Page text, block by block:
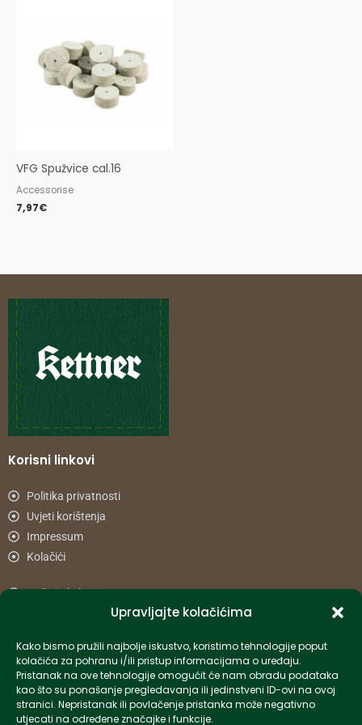
Upravljajte kolačićima
Kako bismo pružili najbolje iskustvo, koristimo tehnologije poput
kolačića za pohranu i/ili pristup informacijama o uređaju.
Pristanak na ove tehnologije omogućit će nam obradu podataka
kao što su ponašanje pregledavanja ili jedinstveni ID-ovi na ovoj
stranici. Nepristanak ili povlačenje pristanka može negativno
utjecati na određene značajke i funkcije.
VFG Spužvice cal.16
Accessorise
7,97€
Korisni linkovi
Politika privatnosti
Uvjeti korištenja
Impressum
Kolačići
Načini plaćanja
Informacije
info-hr@kettner.com